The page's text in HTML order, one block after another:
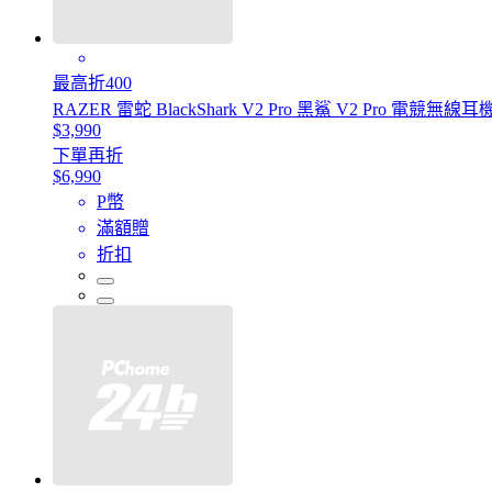
最高折400
RAZER 雷蛇 BlackShark V2 Pro 黑鯊 V2 Pro 電競無線耳
$3,990
下單再折
$6,990
P幣
滿額贈
折扣